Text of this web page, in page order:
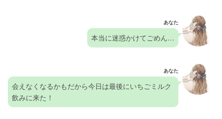
あなた
本当に迷惑かけてごめん…
あなた
会えなくなるかもだから今日は最後にいちごミルク
飲みに来た！